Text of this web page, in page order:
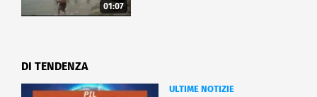
01:07
DI TENDENZA
ULTIME NOTIZIE